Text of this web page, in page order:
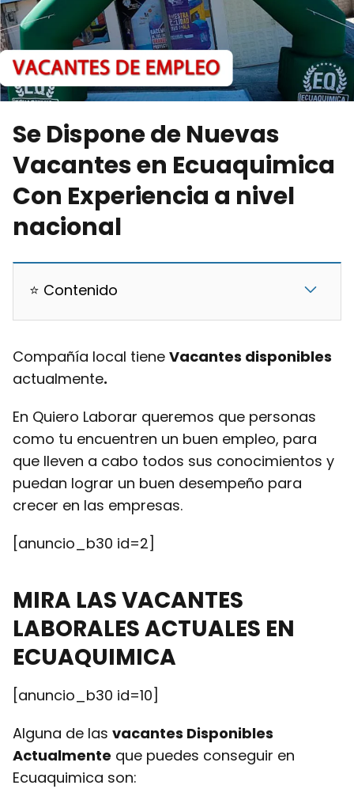
Se Dispone de Nuevas
Vacantes en Ecuaquimica
Con Experiencia a nivel
nacional
⭐ Contenido
Compañía local tiene Vacantes disponibles
actualmente.
En Quiero Laborar queremos que personas
como tu encuentren un buen empleo, para
que lleven a cabo todos sus conocimientos y
puedan lograr un buen desempeño para
crecer en las empresas.
[anuncio_b30 id=2]
MIRA LAS VACANTES
LABORALES ACTUALES EN
ECUAQUIMICA
[anuncio_b30 id=10]
Alguna de las vacantes Disponibles
Actualmente que puedes conseguir en
Ecuaquimica son: